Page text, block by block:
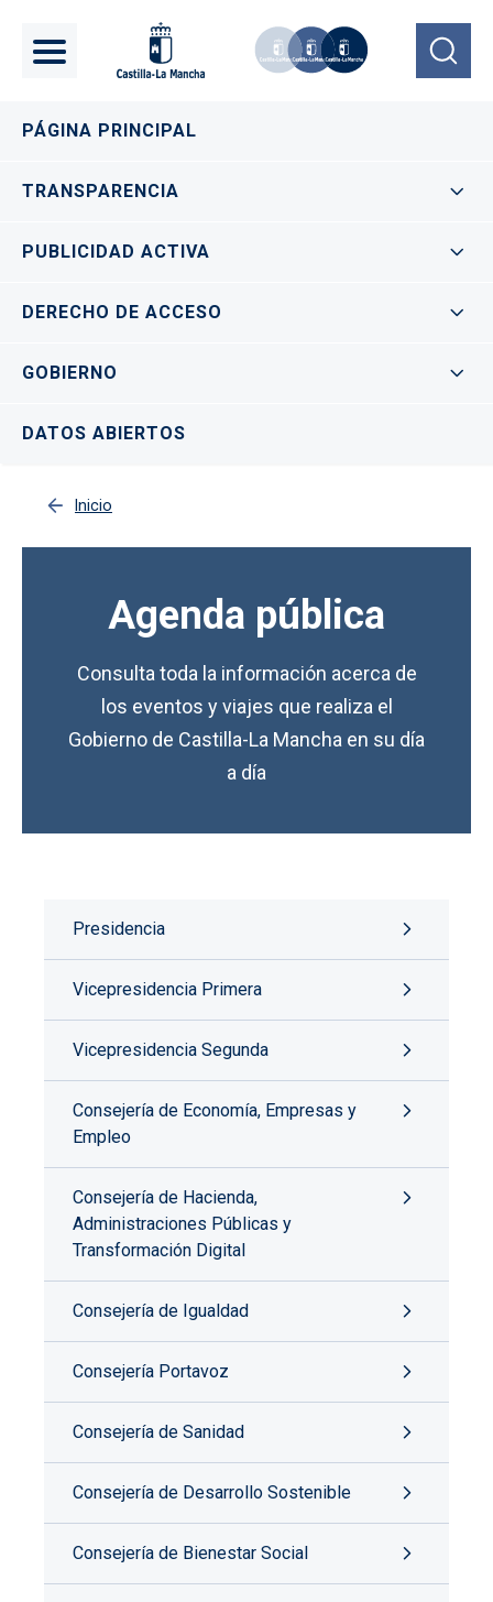
Navegación principal
PÁGINA PRINCIPAL
TRANSPARENCIA
PUBLICIDAD ACTIVA
DERECHO DE ACCESO
GOBIERNO
DATOS ABIERTOS
Inicio
Agenda pública
Consulta toda la información acerca de
los eventos y viajes que realiza el
Gobierno de Castilla-La Mancha en su día
a día
Presidencia
Vicepresidencia Primera
Vicepresidencia Segunda
Consejería de Economía, Empresas y
Empleo
Consejería de Hacienda,
Administraciones Públicas y
Transformación Digital
Consejería de Igualdad
Consejería Portavoz
Consejería de Sanidad
Consejería de Desarrollo Sostenible
Consejería de Bienestar Social